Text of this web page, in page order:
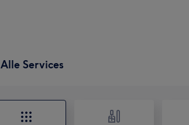
Alle Services